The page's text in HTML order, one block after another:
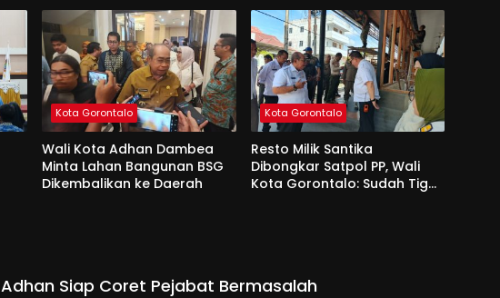
Kota Gorontalo
Wali Kota Adhan Dambea
Minta Lahan Bangunan BSG
Dikembalikan ke Daerah
Kota Gorontalo
Resto Milik Santika
Dibongkar Satpol PP, Wali
Kota Gorontalo: Sudah Tiga
Adhan Siap Coret Pejabat Bermasalah